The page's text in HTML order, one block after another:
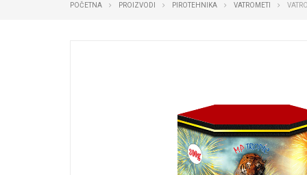
POČETNA PROIZVODI PIROTEHNIKA VATROMETI